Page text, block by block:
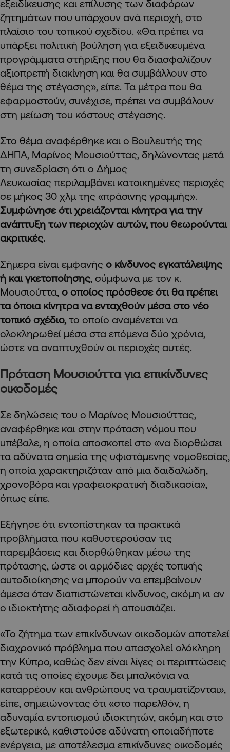
εξειδίκευσης και επίλυσης των διαφόρων
ζητημάτων που υπάρχουν ανά περιοχή, στο
πλαίσιο του τοπικού σχεδίου. «Θα πρέπει να
υπάρξει πολιτική βούληση για εξειδικευμένα
προγράμματα στήριξης που θα διασφαλίζουν
αξιοπρεπή διακίνηση και θα συμβάλλουν στο
θέμα της στέγασης», είπε. Τα μέτρα που θα
εφαρμοστούν, συνέχισε, πρέπει να συμβάλουν
στη μείωση του κόστους στέγασης.
Στο θέμα αναφέρθηκε και ο Βουλευτής της
ΔΗΠΑ, Μαρίνος Μουσιούττας, δηλώνοντας μετά
τη συνεδρίαση ότι ο Δήμος
Λευκωσίας περιλαμβάνει κατοικημένες περιοχές
σε μήκος 30 χλμ της «πράσινης γραμμής».
Συμφώνησε ότι χρειάζονται κίνητρα για την
ανάπτυξη των περιοχών αυτών, που θεωρούνται
ακριτικές.
Σήμερα είναι εμφανής ο κίνδυνος εγκατάλειψης
ή και γκετοποίησης, σύμφωνα με τον κ.
Μουσιούττα, ο οποίος πρόσθεσε ότι θα πρέπει
τα όποια κίνητρα να ενταχθούν μέσα στο νέο
τοπικό σχέδιο, το οποίο αναμένεται να
ολοκληρωθεί μέσα στα επόμενα δύο χρόνια,
ώστε να αναπτυχθούν οι περιοχές αυτές.
Πρόταση Μουσιούττα για επικίνδυνες
οικοδομές
Σε δηλώσεις του ο Μαρίνος Μουσιούττας,
αναφέρθηκε και στην πρόταση νόμου που
υπέβαλε, η οποία αποσκοπεί στο «να διορθώσει
τα αδύνατα σημεία της υφιστάμενης νομοθεσίας,
η οποία χαρακτηριζόταν από μια δαιδαλώδη,
χρονοβόρα και γραφειοκρατική διαδικασία»,
όπως είπε.
Εξήγησε ότι εντοπίστηκαν τα πρακτικά
προβλήματα που καθυστερούσαν τις
παρεμβάσεις και διορθώθηκαν μέσω της
πρότασης, ώστε οι αρμόδιες αρχές τοπικής
αυτοδιοίκησης να μπορούν να επεμβαίνουν
άμεσα όταν διαπιστώνεται κίνδυνος, ακόμη κι αν
ο ιδιοκτήτης αδιαφορεί ή απουσιάζει.
«Το ζήτημα των επικίνδυνων οικοδομών αποτελεί
διαχρονικό πρόβλημα που απασχολεί ολόκληρη
την Κύπρο, καθώς δεν είναι λίγες οι περιπτώσεις
κατά τις οποίες έχουμε δει μπαλκόνια να
καταρρέουν και ανθρώπους να τραυματίζονται»,
είπε, σημειώνοντας ότι «στο παρελθόν, η
αδυναμία εντοπισμού ιδιοκτητών, ακόμη και στο
εξωτερικό, καθιστούσε αδύνατη οποιαδήποτε
ενέργεια, με αποτέλεσμα επικίνδυνες οικοδομές